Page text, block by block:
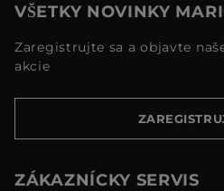
VŠETKY NOVINKY
Zaregistrujte sa a objavte
akcie
ZÁKAZNÍCKY SERVIS